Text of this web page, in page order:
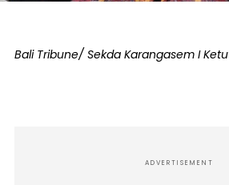
Bali Tribune/ Sekda Karangasem I
ADVERTISEMENT